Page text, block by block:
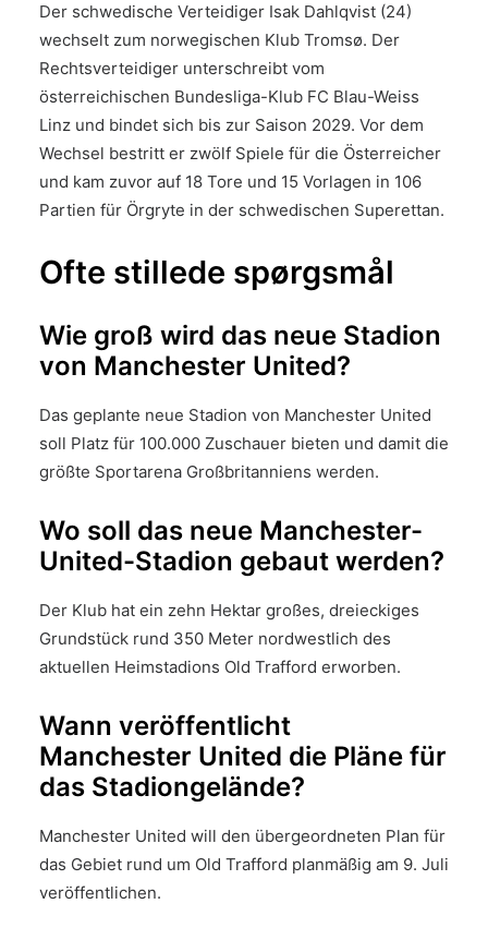
Der schwedische Verteidiger Isak Dahlqvist (24)
wechselt zum norwegischen Klub Tromsø. Der
Rechtsverteidiger unterschreibt vom
österreichischen Bundesliga-Klub FC Blau-Weiss
Linz und bindet sich bis zur Saison 2029. Vor dem
Wechsel bestritt er zwölf Spiele für die Österreicher
und kam zuvor auf 18 Tore und 15 Vorlagen in 106
Partien für Örgryte in der schwedischen Superettan.
Ofte stillede spørgsmål
Wie groß wird das neue Stadion
von Manchester United?
Das geplante neue Stadion von Manchester United
soll Platz für 100.000 Zuschauer bieten und damit die
größte Sportarena Großbritanniens werden.
Wo soll das neue Manchester-
United-Stadion gebaut werden?
Der Klub hat ein zehn Hektar großes, dreieckiges
Grundstück rund 350 Meter nordwestlich des
aktuellen Heimstadions Old Trafford erworben.
Wann veröffentlicht
Manchester United die Pläne für
das Stadiongelände?
Manchester United will den übergeordneten Plan für
das Gebiet rund um Old Trafford planmäßig am 9. Juli
veröffentlichen.